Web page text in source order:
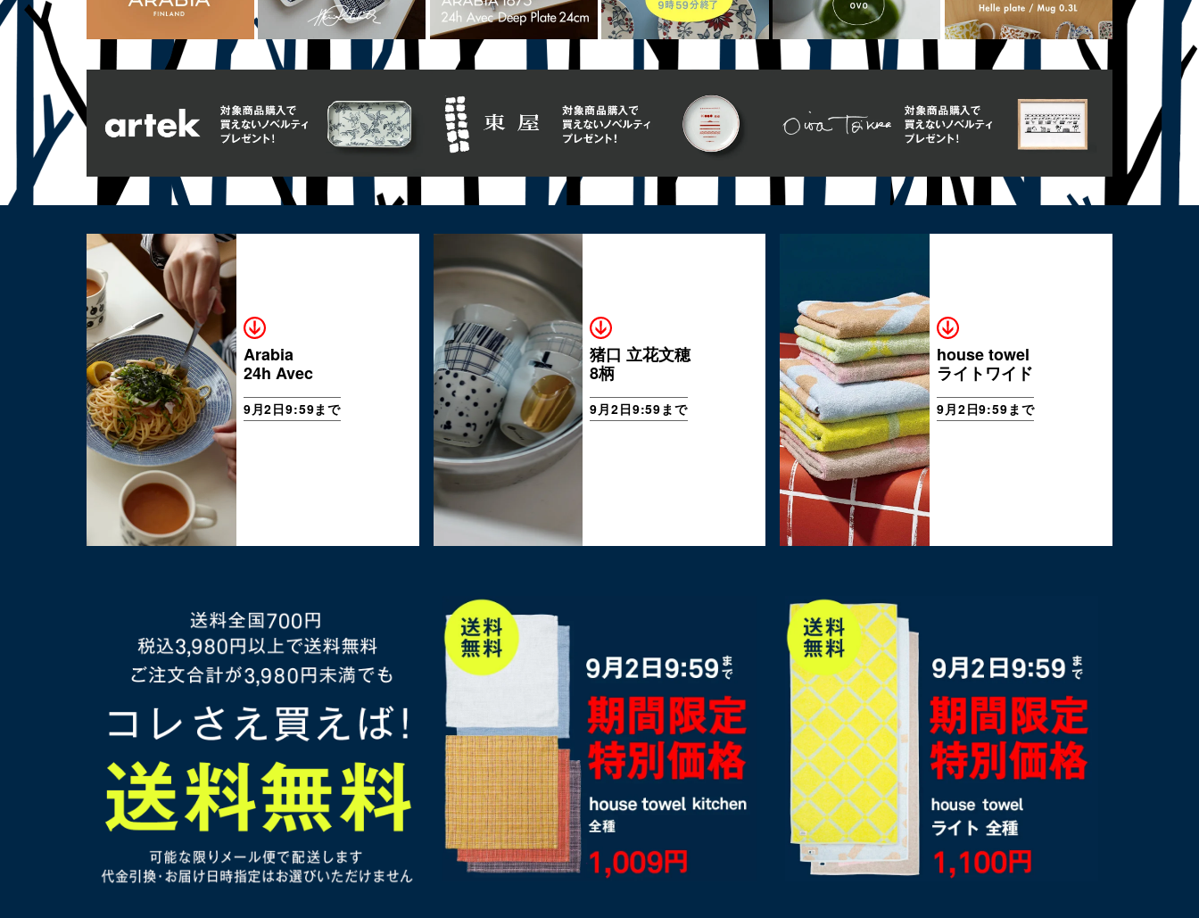
Arabia
24h Avec
9月2日9:59まで
猪口 立花文穂
8柄
9月2日9:59まで
house towel
ライトワイド
9月2日9:59まで